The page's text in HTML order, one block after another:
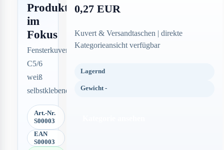
Produkt
im
Fokus
Fensterkuvert
C5/6
weiß
selbstklebend
Art.-Nr.
S00003
EAN
S00003
0,27 EUR
Kuvert & Versandtaschen | direkte
Kategorieansicht verfügbar
Lagernd
Gewicht -